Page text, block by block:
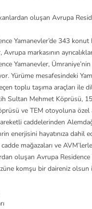
oluşan Avrupa
Yamanevler’de 343
markasının
Yamanevler,
Yürüme mesafesindeki
toplu taşıma araçları ile
Sultan Mehmet Köprüsü,
ve TEM otoyoluna özel
caddelerinden
enerjisini hayatınıza
mağazaları ve
oluşan Avrupa
komşu bir daireniz olsun